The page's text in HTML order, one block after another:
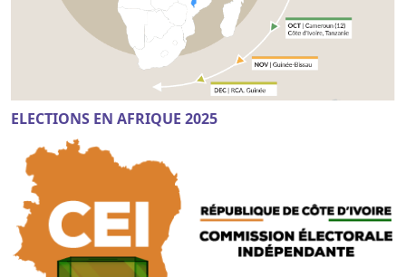
ELECTIONS EN AFRIQUE 2025